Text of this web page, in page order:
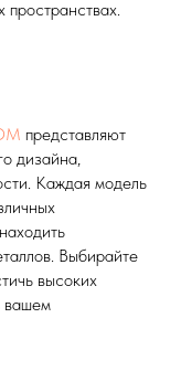
пространствах.
представляют
дизайна,
Каждая модель
Выбирайте
высоких
вашем